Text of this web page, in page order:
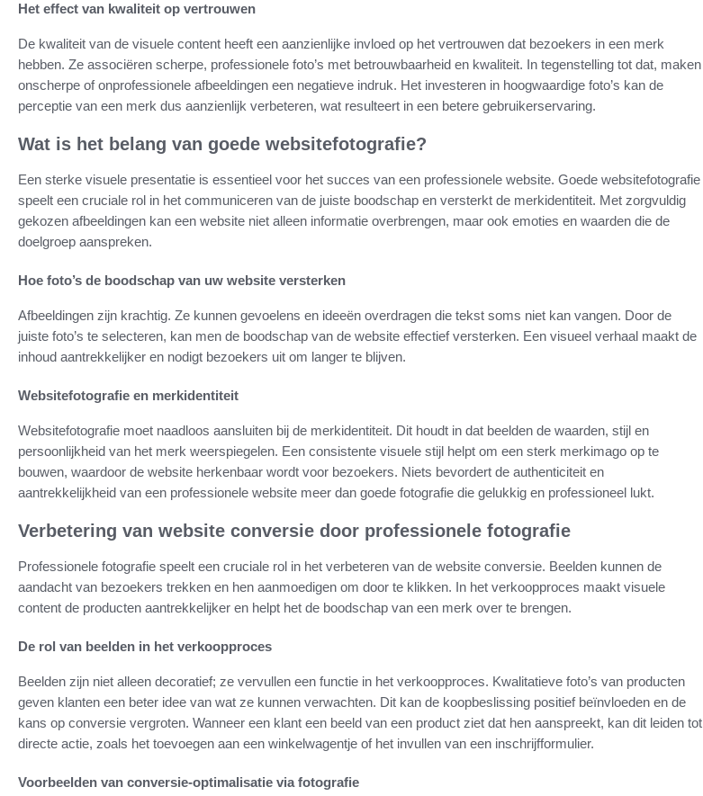
Het effect van kwaliteit op vertrouwen
De kwaliteit van de visuele content heeft een aanzienlijke invloed op het vertrouwen dat bezoekers in een merk
hebben. Ze associëren scherpe, professionele foto’s met betrouwbaarheid en kwaliteit. In tegenstelling tot dat, maken
onscherpe of onprofessionele afbeeldingen een negatieve indruk. Het investeren in hoogwaardige foto’s kan de
perceptie van een merk dus aanzienlijk verbeteren, wat resulteert in een betere gebruikerservaring.
Wat is het belang van goede websitefotografie?
Een sterke visuele presentatie is essentieel voor het succes van een professionele website. Goede websitefotografie
speelt een cruciale rol in het communiceren van de juiste boodschap en versterkt de merkidentiteit. Met zorgvuldig
gekozen afbeeldingen kan een website niet alleen informatie overbrengen, maar ook emoties en waarden die de
doelgroep aanspreken.
Hoe foto’s de boodschap van uw website versterken
Afbeeldingen zijn krachtig. Ze kunnen gevoelens en ideeën overdragen die tekst soms niet kan vangen. Door de
juiste foto’s te selecteren, kan men de boodschap van de website effectief versterken. Een visueel verhaal maakt de
inhoud aantrekkelijker en nodigt bezoekers uit om langer te blijven.
Websitefotografie en merkidentiteit
Websitefotografie moet naadloos aansluiten bij de merkidentiteit. Dit houdt in dat beelden de waarden, stijl en
persoonlijkheid van het merk weerspiegelen. Een consistente visuele stijl helpt om een sterk merkimago op te
bouwen, waardoor de website herkenbaar wordt voor bezoekers. Niets bevordert de authenticiteit en
aantrekkelijkheid van een professionele website meer dan goede fotografie die gelukkig en professioneel lukt.
Verbetering van website conversie door professionele fotografie
Professionele fotografie speelt een cruciale rol in het verbeteren van de website conversie. Beelden kunnen de
aandacht van bezoekers trekken en hen aanmoedigen om door te klikken. In het verkoopproces maakt visuele
content de producten aantrekkelijker en helpt het de boodschap van een merk over te brengen.
De rol van beelden in het verkoopproces
Beelden zijn niet alleen decoratief; ze vervullen een functie in het verkoopproces. Kwalitatieve foto’s van producten
geven klanten een beter idee van wat ze kunnen verwachten. Dit kan de koopbeslissing positief beïnvloeden en de
kans op conversie vergroten. Wanneer een klant een beeld van een product ziet dat hen aanspreekt, kan dit leiden tot
directe actie, zoals het toevoegen aan een winkelwagentje of het invullen van een inschrijfformulier.
Voorbeelden van conversie-optimalisatie via fotografie